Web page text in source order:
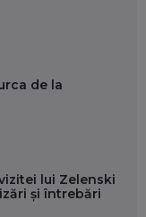
de la
lui Zelenski
și întrebări